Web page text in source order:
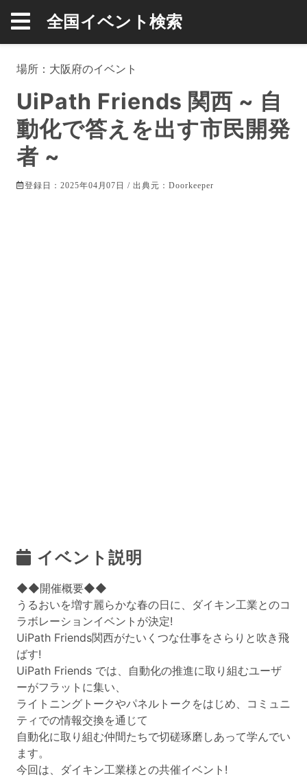
全国イベント検索
場所： 大阪府のイベント
UiPath Friends 関西 ~ 自
動化で答えを出す市民開発
者 ~
登録日：2025年04月07日 / 出典元：Doorkeeper
イベント説明
◆◆開催概要◆◆
うるおいを増す麗らかな春の日に、ダイキン工業とのコ
ラボレーションイベントが決定!
UiPath Friends関西がたいくつな仕事をさらりと吹き飛
ばす!
UiPath Friends では、自動化の推進に取り組むユーザ
ーがフラットに集い、
ライトニングトークやパネルトークをはじめ、コミュニ
ティでの情報交換を通じて
自動化に取り組む仲間たちで切磋琢磨しあって学んでい
ます。
今回は、ダイキン工業様との共催イベント!